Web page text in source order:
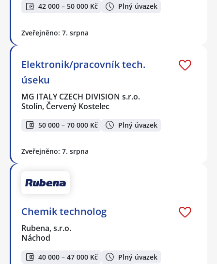
42 000 – 50 000 Kč Plný úvazek
Zveřejněno: 7. srpna
Elektronik/pracovník tech.
úseku
MG ITALY CZECH DIVISION s.r.o.
Stolín, Červený Kostelec
50 000 – 70 000 Kč Plný úvazek
Zveřejněno: 7. srpna
Chemik technolog
Rubena, s.r.o.
Náchod
40 000 – 47 000 Kč
Plný úvazek